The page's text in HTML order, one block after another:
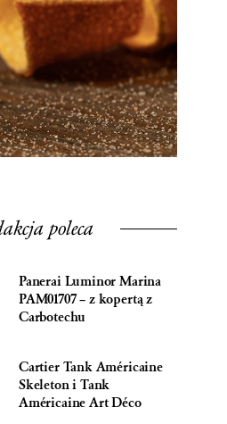
poleca
Panerai Luminor Marina
PAM01707 – z kopertą z
Carbotechu
Cartier Tank Américaine
Skeleton i Tank
Américaine Art Déco